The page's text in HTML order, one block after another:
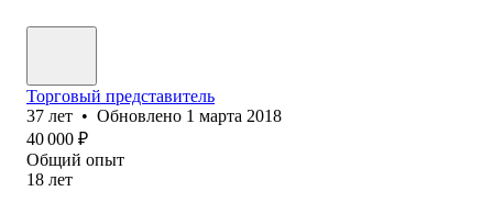
Торговый представитель
37 лет • Обновлено 1 марта 2018
40 000 ₽
Общий опыт
18 лет